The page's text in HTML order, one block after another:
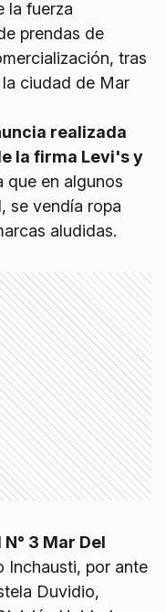
la fuerza
prendas de
tras
ciudad de Mar
realizada
la firma Levi's y
que en algunos
se vendía ropa
aludidas.
3 Mar Del
Inchausti, por ante
Duvidio,